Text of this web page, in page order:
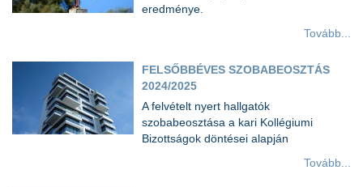
eredménye.
Tovább...
FELSŐBBÉVES SZOBABEOSZTÁS
2024/2025
A felvételt nyert hallgatók
szobabeosztása a kari Kollégiumi
Bizottságok döntései alapján
Tovább...